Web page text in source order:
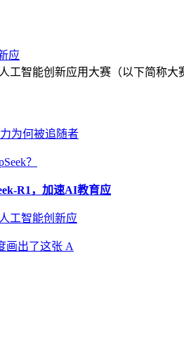
应
工智能创新应用大赛（以下简称
为何被追随者
？
R1，加速AI教育应
工智能创新应
画出了这张 A